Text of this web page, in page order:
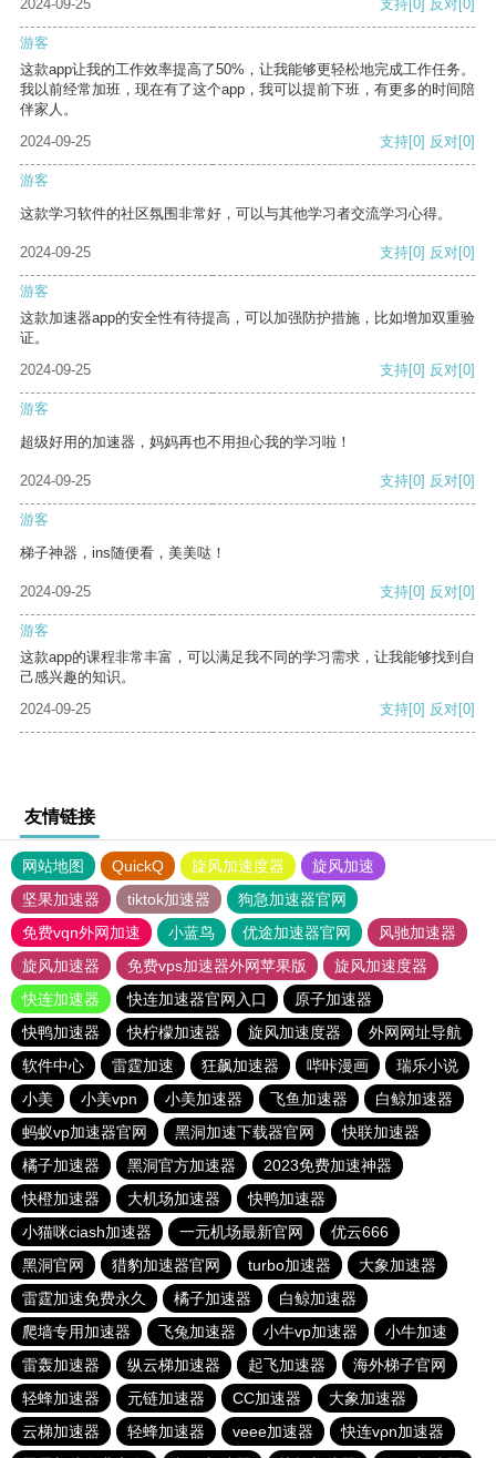
2024-09-25 支持[0] 反对[0]
游客
这款app让我的工作效率提高了50%，让我能够更轻松地完成工作任务。
我以前经常加班，现在有了这个app，我可以提前下班，有更多的时间陪
伴家人。
2024-09-25
支持[0] 反对[0]
游客
这款学习软件的社区氛围非常好，可以与其他学习者交流学习心得。
2024-09-25 支持[0] 反对[0]
游客
这款加速器app的安全性有待提高，可以加强防护措施，比如增加双重验
证。
2024-09-25
支持[0] 反对[0]
游客
超级好用的加速器，妈妈再也不用担心我的学习啦！
2024-09-25 支持[0] 反对[0]
游客
梯子神器，ins随便看，美美哒！
2024-09-25 支持[0] 反对[0]
游客
这款app的课程非常丰富，可以满足我不同的学习需求，让我能够找到自
己感兴趣的知识。
2024-09-25
支持[0] 反对[0]
友情链接
网站地图 QuickQ 旋风加速度器
旋风加速
坚果加速器
tiktok加速器
狗急加速器官网
免费vqn外网加速
小蓝鸟 优途加速器官网
风驰加速器
旋风加速器
免费vps加速器外网苹果版
旋风加速度器
快连加速器
快连加速器官网入口
原子加速器
快鸭加速器
快柠檬加速器 旋风加速度器
外网网址导航
软件中心
雷霆加速 狂飙加速器 哔咔漫画
瑞乐小说
小美
小美vpn 小美加速器 飞鱼加速器
白鲸加速器
蚂蚁vp加速器官网
黑洞加速下载器官网
快联加速器
橘子加速器
黑洞官方加速器
2023免费加速神器
快橙加速器
大机场加速器
快鸭加速器
小猫咪ciash加速器
一元机场最新官网
优云666
黑洞官网
猎豹加速器官网 turbo加速器
大象加速器
雷霆加速免费永久
橘子加速器
白鲸加速器
爬墙专用加速器
飞兔加速器 小牛vp加速器
小牛加速
雷轰加速器
纵云梯加速器 起飞加速器
海外梯子官网
轻蜂加速器
元链加速器 CC加速器
大象加速器
云梯加速器
轻蜂加速器 veee加速器
快连vρn加速器